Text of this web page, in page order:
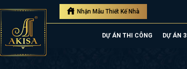
Nhận Mẫu Thiết Kế Nhà
DỰ ÁN THI CÔNG DỰ ÁN